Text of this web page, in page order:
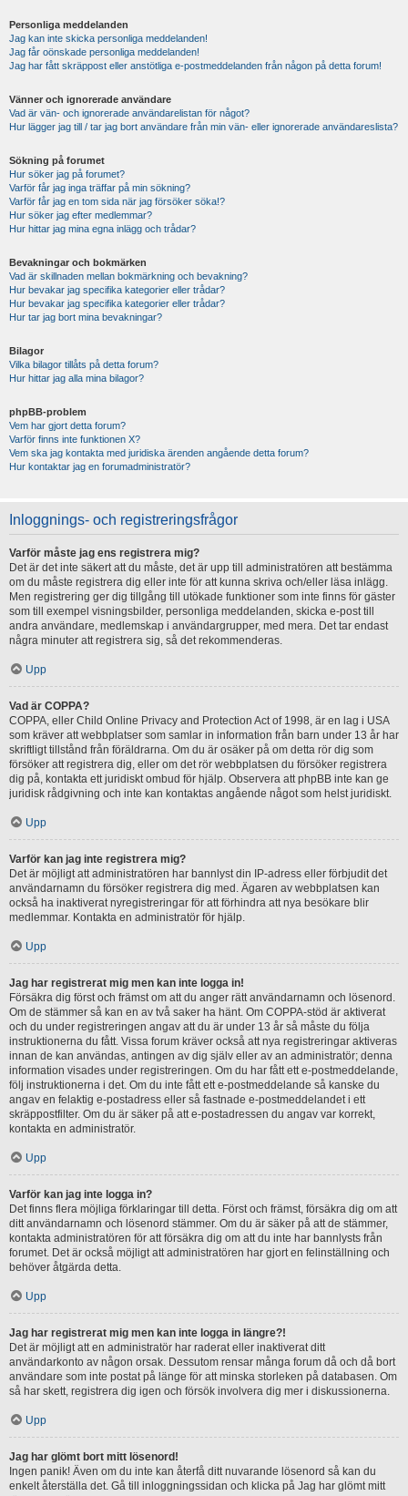
Personliga meddelanden
Jag kan inte skicka personliga meddelanden!
Jag får oönskade personliga meddelanden!
Jag har fått skräppost eller anstötliga e-postmeddelanden från någon på detta forum!
Vänner och ignorerade användare
Vad är vän- och ignorerade användarelistan för något?
Hur lägger jag till / tar jag bort användare från min vän- eller ignorerade användareslista?
Sökning på forumet
Hur söker jag på forumet?
Varför får jag inga träffar på min sökning?
Varför får jag en tom sida när jag försöker söka!?
Hur söker jag efter medlemmar?
Hur hittar jag mina egna inlägg och trådar?
Bevakningar och bokmärken
Vad är skillnaden mellan bokmärkning och bevakning?
Hur bevakar jag specifika kategorier eller trådar?
Hur bevakar jag specifika kategorier eller trådar?
Hur tar jag bort mina bevakningar?
Bilagor
Vilka bilagor tillåts på detta forum?
Hur hittar jag alla mina bilagor?
phpBB-problem
Vem har gjort detta forum?
Varför finns inte funktionen X?
Vem ska jag kontakta med juridiska ärenden angående detta forum?
Hur kontaktar jag en forumadministratör?
Inloggnings- och registreringsfrågor
Varför måste jag ens registrera mig?
Det är det inte säkert att du måste, det är upp till administratören att bestämma
om du måste registrera dig eller inte för att kunna skriva och/eller läsa inlägg.
Men registrering ger dig tillgång till utökade funktioner som inte finns för gäster
som till exempel visningsbilder, personliga meddelanden, skicka e-post till
andra användare, medlemskap i användargrupper, med mera. Det tar endast
några minuter att registrera sig, så det rekommenderas.
Upp
Vad är COPPA?
COPPA, eller Child Online Privacy and Protection Act of 1998, är en lag i USA
som kräver att webbplatser som samlar in information från barn under 13 år har
skriftligt tillstånd från föräldrarna. Om du är osäker på om detta rör dig som
försöker att registrera dig, eller om det rör webbplatsen du försöker registrera
dig på, kontakta ett juridiskt ombud för hjälp. Observera att phpBB inte kan ge
juridisk rådgivning och inte kan kontaktas angående något som helst juridiskt.
Upp
Varför kan jag inte registrera mig?
Det är möjligt att administratören har bannlyst din IP-adress eller förbjudit det
användarnamn du försöker registrera dig med. Ägaren av webbplatsen kan
också ha inaktiverat nyregistreringar för att förhindra att nya besökare blir
medlemmar. Kontakta en administratör för hjälp.
Upp
Jag har registrerat mig men kan inte logga in!
Försäkra dig först och främst om att du anger rätt användarnamn och lösenord.
Om de stämmer så kan en av två saker ha hänt. Om COPPA-stöd är aktiverat
och du under registreringen angav att du är under 13 år så måste du följa
instruktionerna du fått. Vissa forum kräver också att nya registreringar aktiveras
innan de kan användas, antingen av dig själv eller av an administratör; denna
information visades under registreringen. Om du har fått ett e-postmeddelande,
följ instruktionerna i det. Om du inte fått ett e-postmeddelande så kanske du
angav en felaktig e-postadress eller så fastnade e-postmeddelandet i ett
skräppostfilter. Om du är säker på att e-postadressen du angav var korrekt,
kontakta en administratör.
Upp
Varför kan jag inte logga in?
Det finns flera möjliga förklaringar till detta. Först och främst, försäkra dig om att
ditt användarnamn och lösenord stämmer. Om du är säker på att de stämmer,
kontakta administratören för att försäkra dig om att du inte har bannlysts från
forumet. Det är också möjligt att administratören har gjort en felinställning och
behöver åtgärda detta.
Upp
Jag har registrerat mig men kan inte logga in längre?!
Det är möjligt att en administratör har raderat eller inaktiverat ditt
användarkonto av någon orsak. Dessutom rensar många forum då och då bort
användare som inte postat på länge för att minska storleken på databasen. Om
så har skett, registrera dig igen och försök involvera dig mer i diskussionerna.
Upp
Jag har glömt bort mitt lösenord!
Ingen panik! Även om du inte kan återfå ditt nuvarande lösenord så kan du
enkelt återställa det. Gå till inloggningssidan och klicka på Jag har glömt mitt